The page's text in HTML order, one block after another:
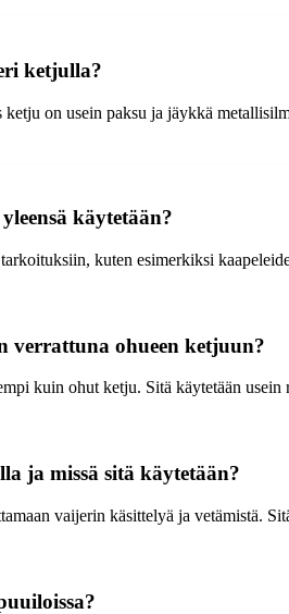
ketjulla?
on usein paksu ja jäykkä
käytetään?
kuten esimerkiksi
verrattuna ohueen ketjuun?
kuin ohut ketju. Sitä käytetään
ja missä sitä käytetään?
vaijerin käsittelyä ja vetämistä.